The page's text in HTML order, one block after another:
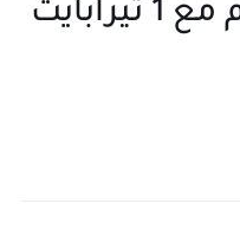
Samsung Galaxy S10 PLUS أول هاتف ب 12 جيغا رام مع 1 تيرابايت